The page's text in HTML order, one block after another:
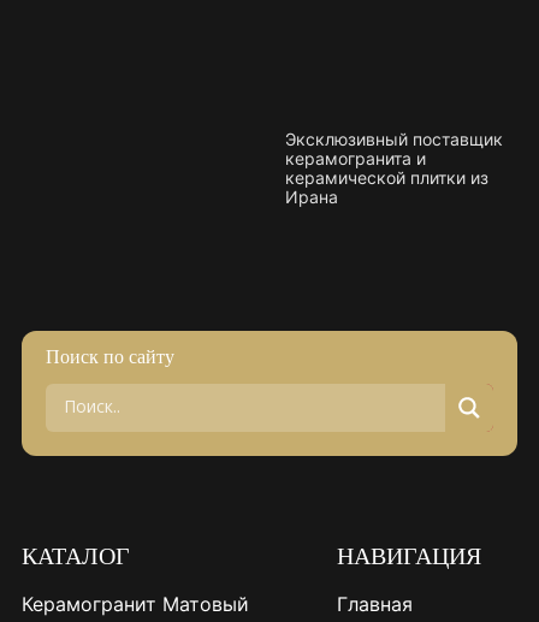
Эксклюзивный поставщик
керамогранита и
керамической плитки из
Ирана
Поиск по сайту
КАТАЛОГ
Керамогранит Матовый
НАВИГАЦИЯ
Главная